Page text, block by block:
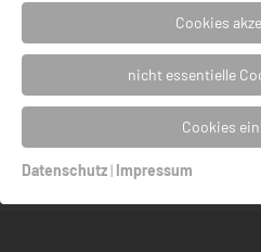
Tel04 51 - 7 24 32
Cookies
nicht essentielle
Cookies
Datenschutz| Impressum